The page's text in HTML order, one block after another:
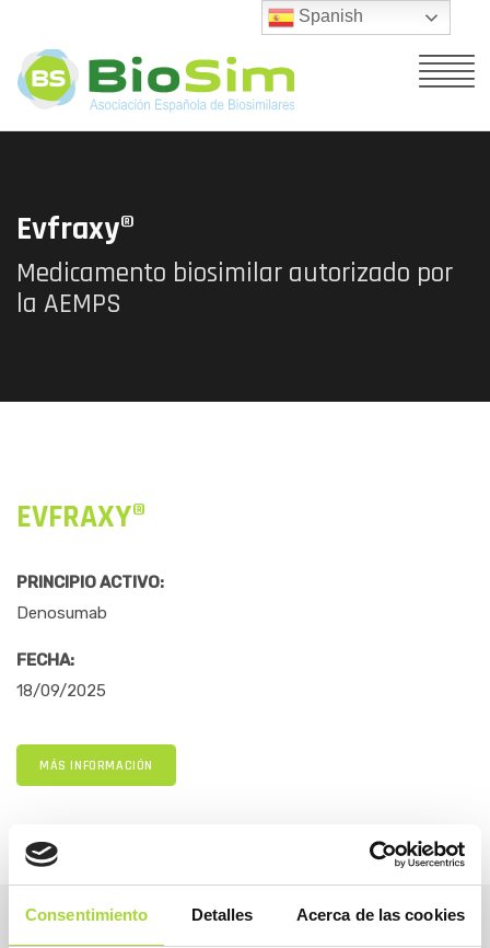
Consentimiento Detalles Acerca de las cookies
Evfraxy®
Medicamento biosimilar autorizado por
la AEMPS
EVFRAXY®
PRINCIPIO ACTIVO:
Denosumab
FECHA:
18/09/2025
MÁS INFORMACIÓN
Spanish